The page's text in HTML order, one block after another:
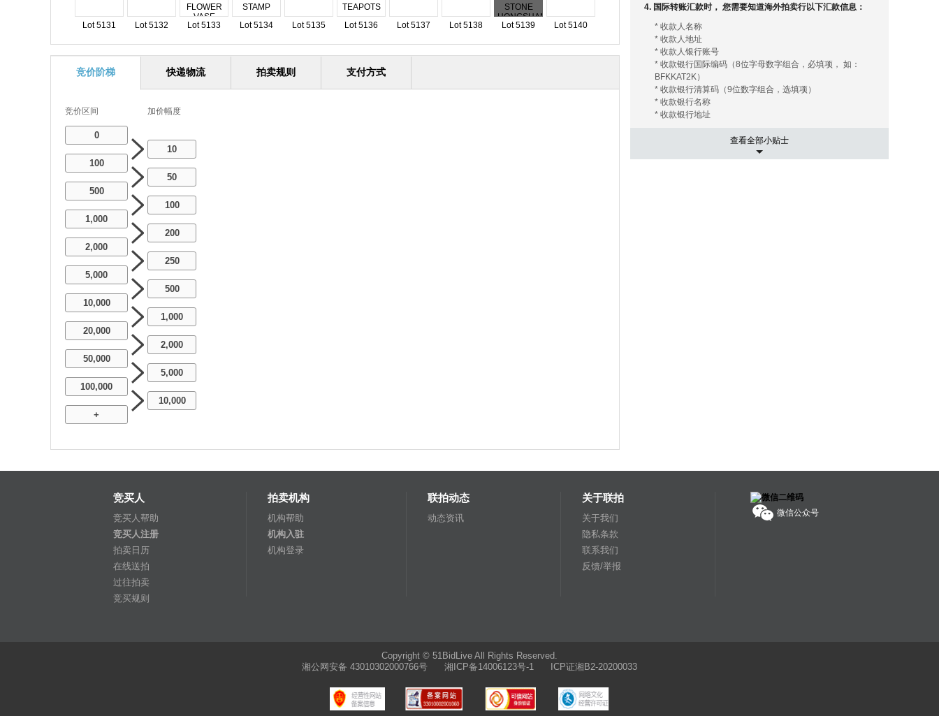
Lot 5131 Lot 5132 Lot 5133 Lot 5134 Lot 5135 Lot 5136 Lot 5137 Lot 5138 Lot 5139 Lot 5140
竞价阶梯 快递物流 拍卖规则 支付方式
竞价区间 加价幅度
0
10
100
50
500
100
1,000
200
2,000
250
5,000
500
10,000
1,000
20,000
2,000
50,000
5,000
100,000
10,000
+
4. 国际转账汇款时， 您需要知道海外拍卖行以下汇款信息：
* 收款人名称
* 收款人地址
* 收款人银行账号
* 收款银行国际编码（8位字母数字组合，必填项， 如：
BFKKAT2K）
* 收款银行清算码（9位数字组合，选填项）
* 收款银行名称
* 收款银行地址
有的海外拍卖行会替您安排和协调运输， 您只需要支付相关
查看全部小贴士
竞买人
竞买人帮助
竞买人注册
拍卖日历
在线送拍
过往拍卖
竞买规则
拍卖机构
机构帮助
机构入驻
机构登录
联拍动态
动态资讯
关于联拍
关于我们
隐私条款
联系我们
反馈/举报
微信公众号
Copyright © 51BidLive All Rights Reserved.
湘公网安备 43010302000766号 湘ICP备14006123号-1 ICP证湘B2-20200033